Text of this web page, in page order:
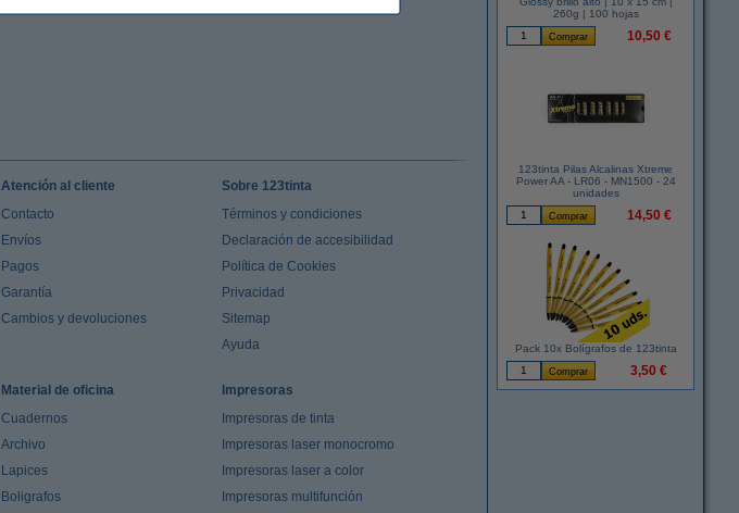
260g | 100 hojas
10,50 €
123tinta Pilas Alcalinas Xtreme
Power AA - LR06 - MN1500 - 24
unidades
14,50 €
Pack 10x Bolígrafos de 123tinta
3,50 €
Atención al cliente
Contacto
Envíos
Pagos
Garantía
Cambios y devoluciones
Sobre 123tinta
Términos y condiciones
Declaración de accesibilidad
Política de Cookies
Privacidad
Sitemap
Ayuda
Material de oficina
Cuadernos
Archivo
Lapices
Boligrafos
Impresoras
Impresoras de tinta
Impresoras laser monocromo
Impresoras laser a color
Impresoras multifunción